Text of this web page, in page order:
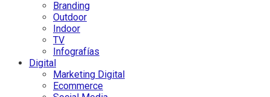
Branding
Outdoor
Indoor
TV
Infografías
Digital
Marketing Digital
Ecommerce